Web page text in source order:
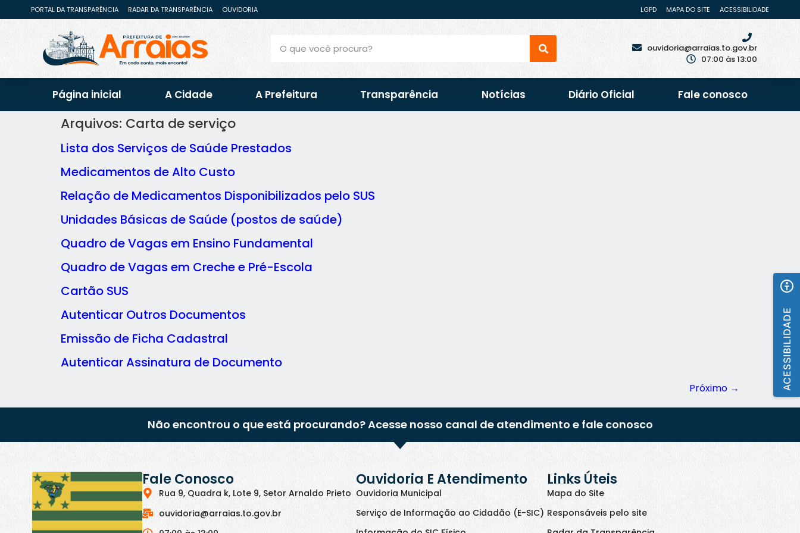
PORTAL DA TRANSPARÊNCIA RADAR DA TRANSPARÊNCIA OUVIDORIA LGPD MAPA DO SITE ACESSIBILIDADE
ouvidoria@arraias.to.gov.br
07:00 às 13:00
Página inicial A Cidade A Prefeitura Transparência Notícias Diário Oficial Fale conosco
Arquivos: Carta de serviço
Lista dos Serviços de Saúde Prestados
Medicamentos de Alto Custo
Relação de Medicamentos Disponibilizados pelo SUS
Unidades Básicas de Saúde (postos de saúde)
Quadro de Vagas em Ensino Fundamental
Quadro de Vagas em Creche e Pré-Escola
Cartão SUS
Autenticar Outros Documentos
Emissão de Ficha Cadastral
Autenticar Assinatura de Documento
Próximo →
Não encontrou o que está procurando? Acesse nosso canal de atendimento e fale conosco
Fale Conosco
Rua 9, Quadra k, Lote 9, Setor Arnaldo Prieto
ouvidoria@arraias.to.gov.br
Ouvidoria E Atendimento
Ouvidoria Municipal
Serviço de Informação ao Cidadão (E-SIC)
Links Úteis
Mapa do Site
Responsáveis pelo site
ACESSIBILIDADE